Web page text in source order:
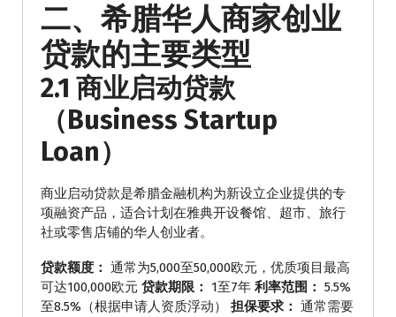
二、希腊华人商家创业
贷款的主要类型
2.1 商业启动贷款
（Business Startup
Loan）
商业启动贷款是希腊金融机构为新设立企业提供的专
项融资产品，适合计划在雅典开设餐馆、超市、旅行
社或零售店铺的华人创业者。
贷款额度： 通常为5,000至50,000欧元，优质项目最高
可达100,000欧元 贷款期限： 1至7年 利率范围： 5.5%
至8.5%（根据申请人资质浮动） 担保要求： 通常需要